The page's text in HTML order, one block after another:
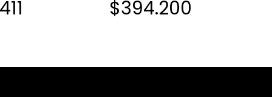
CL36 1.35V DDR4 3200MHZ CL16 1.35V
SINGLE NEGRO
$394.200